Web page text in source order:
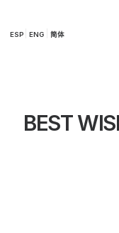
ESP ENG 简体
BEST